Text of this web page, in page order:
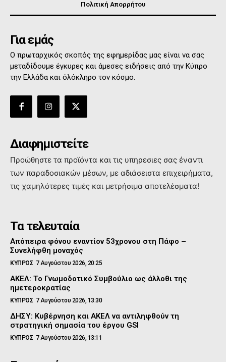
Πολιτική Απορρήτου
Για εμάς
Ο πρωταρχικός σκοπός της εφημερίδας μας είναι να σας
μεταδίδουμε έγκυρες και άμεσες ειδήσεις από την Κύπρο
την Ελλάδα και όλόκληρο τον κόσμο.
Διαφημιστείτε
Προώθηστε τα προϊόντα και τις υπηρεσιες σας έναντι
των παραδοσιακών μέσων, με αδιάσειστα επιχειρήματα,
τις χαμηλότερες τιμές και μετρήσιμα αποτελέσματα!
Τα τελευταία
Απόπειρα φόνου εναντίον 53χρονου στη Πάφο –
Συνελήφθη μοναχός
ΚΥΠΡΟΣ 7 Αυγούστου 2026, 20:25
ΑΚΕΛ: Το Γνωμοδοτικό Συμβούλιο ως άλλοθι της
ημετεροκρατίας
ΚΥΠΡΟΣ 7 Αυγούστου 2026, 13:30
ΔΗΣΥ: Κυβέρνηση και ΑΚΕΛ να αντιληφθούν τη
στρατηγική σημασία του έργου GSI
ΚΥΠΡΟΣ 7 Αυγούστου 2026, 13:11